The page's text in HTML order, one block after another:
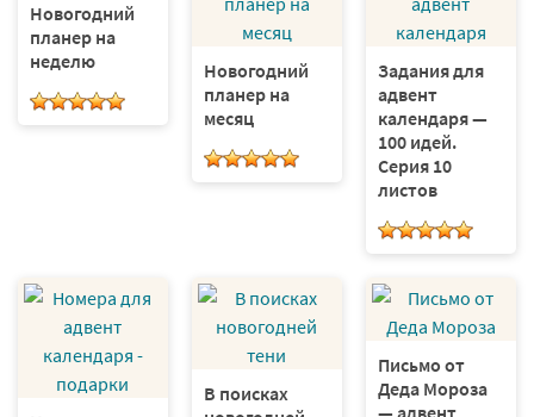
Новогодний
планер на
неделю
Новогодний
планер на
месяц
Задания для
адвент
календаря —
100 идей.
Серия 10
листов
В поисках
Письмо от
Деда Мороза